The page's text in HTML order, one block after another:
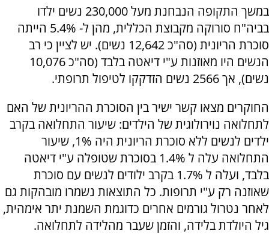
במשך התקופה הנבחנת מעל 230,000 נשים ילדו
בביה"ח סורוקה מקבוצת הכללית, מהן ל- 5.4% הייתה
סוכרת הריונית (סה"כ 12,642 נשים). יש לציין כי רב
הנשים היו מאוזנות ע"י דיאטה בלבד (סה"כ 10,076
נשים), אך 2566 נשים הזדקקו לטיפול תרופתי.
החוקרים מצאו קשר ישיר בין הסוכרת ההריונית של האם
לתחלואה נוירולוגית של הילדים: שיעור התחלואה בקרב
ילדים לנשים ללא סוכרת הריונית היה 1%, שיעור
התחלואה עלה ל 1.4% בסוכרת שטופלה ע"י דיאטה
בלבד, ועלה ל 1.7% בקרב ילודים לנשים עם סוכרת
שאוזנה רק ע"י תרופות. כל התוצאות נשמרו מובהקות גם
לאחר נטרול גורמים אחרים כדוגמת השמנת יתר אימהית,
גיל היולדת בלידה, והזמן שעבר מהלידה לתחלואה.